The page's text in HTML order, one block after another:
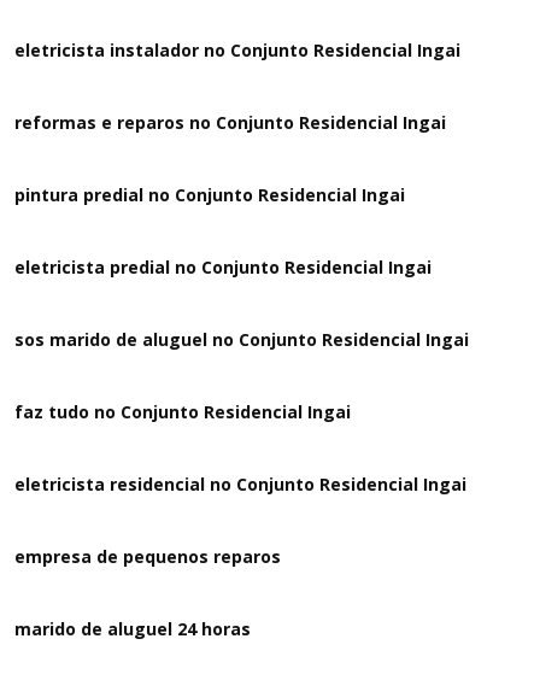
eletricista instalador no Conjunto Residencial Ingai
reformas e reparos no Conjunto Residencial Ingai
pintura predial no Conjunto Residencial Ingai
eletricista predial no Conjunto Residencial Ingai
sos marido de aluguel no Conjunto Residencial Ingai
faz tudo no Conjunto Residencial Ingai
eletricista residencial no Conjunto Residencial Ingai
empresa de pequenos reparos
marido de aluguel 24 horas